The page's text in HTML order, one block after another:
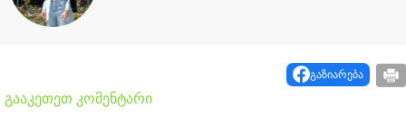
გაზიარება
გააკეთეთ კომენტარი